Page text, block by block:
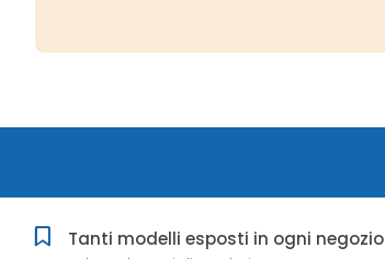
Tanti modelli esposti in ogni negozio